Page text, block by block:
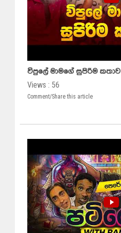
විපුලේ මාමගේ සුපිරිම කතාව
Views : 56
Comment/Share this article